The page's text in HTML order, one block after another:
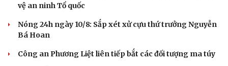
vệ an ninh Tổ quốc
Nóng 24h ngày 10/8: Sắp xét xử cựu thứ trưởng Nguyễn
Bá Hoan
Công an Phương Liệt liên tiếp bắt các đối tượng ma túy